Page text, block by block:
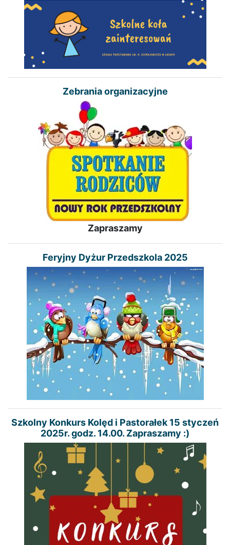
Zebrania organizacyjne
Zapraszamy
Feryjny Dyżur Przedszkola 2025
Szkolny Konkurs Kolęd i Pastorałek 15 styczeń
2025r. godz. 14.00. Zapraszamy :)